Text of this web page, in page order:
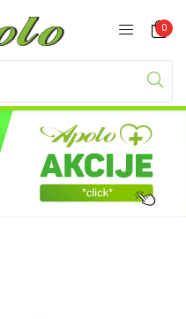
0
Registracija
za prijavu.